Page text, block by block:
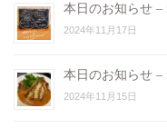
本日のお知らせ –
2024年11月17日
本日のお知らせ –
2024年11月15日